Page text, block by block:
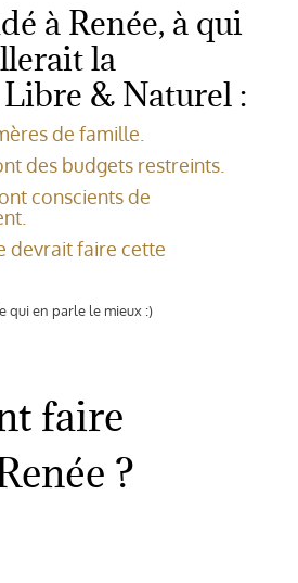
à Renée, à qui
la
& Naturel :
de famille.
des budgets restreints.
conscients de
devrait faire cette
qui en parle le mieux :)
faire
?